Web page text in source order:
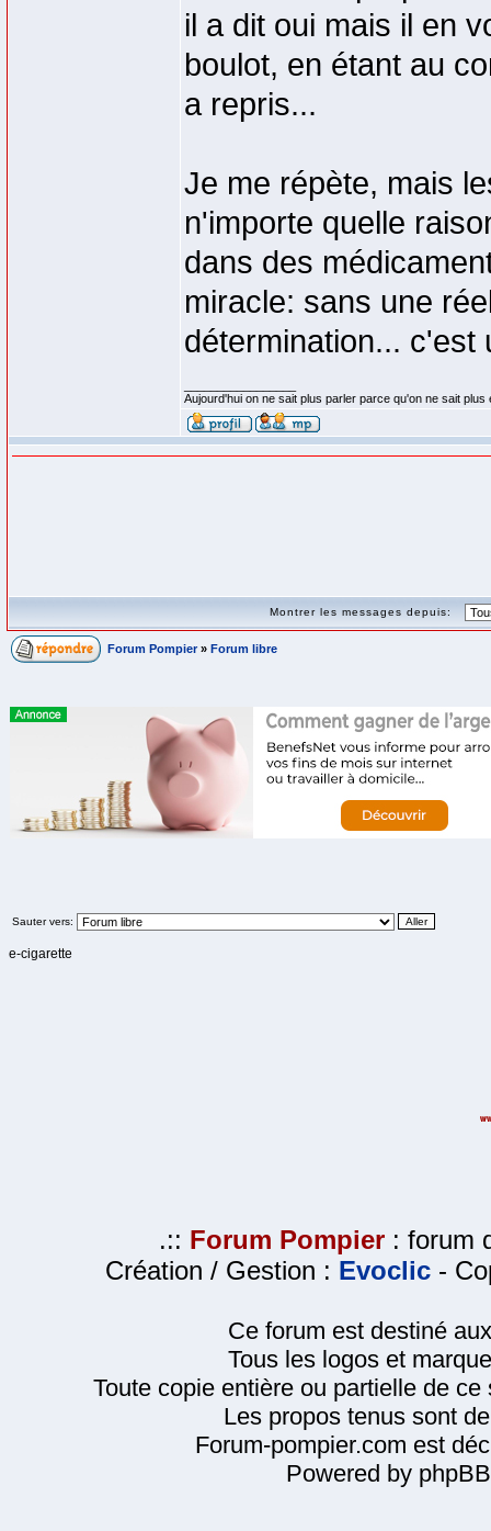
il a dit oui mais il en
boulot, en étant au
a repris...
Je me répète, mais
n'importe quelle
dans des
miracle: sans une
détermination... c'est
Aujourd'hui on ne sait plus parler parce qu'on ne sait plus
Montrer les messages depuis:
Forum Pompier » Forum libre
Sauter vers:
e-cigarette
.:: Forum Pompier : forum
Création / Gestion : Evoclic -
Ce forum est destiné
Tous les logos et
Toute copie entière ou partielle de
Les propos tenus sont
Forum-pompier.com est
Powered by